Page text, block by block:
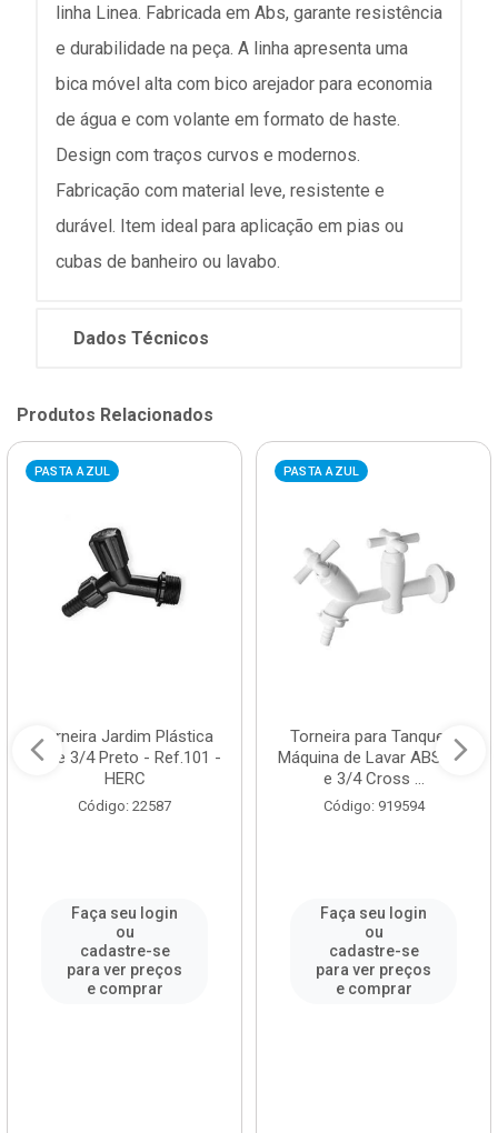
linha Linea. Fabricada em Abs, garante resistência
e durabilidade na peça. A linha apresenta uma
bica móvel alta com bico arejador para economia
de água e com volante em formato de haste.
Design com traços curvos e modernos.
Fabricação com material leve, resistente e
durável. Item ideal para aplicação em pias ou
cubas de banheiro ou lavabo.
Dados Técnicos
Produtos Relacionados
PASTA AZUL
Torneira Jardim Plástica
1/2 e 3/4 Preto - Ref.101 -
HERC
Código: 22587
Faça seu login
ou
cadastre-se
para ver preços
e comprar
PASTA AZUL
Torneira para Tanque e
Máquina de Lavar ABS 1/2
e 3/4 Cross ...
Código: 919594
Faça seu login
ou
cadastre-se
para ver preços
e comprar